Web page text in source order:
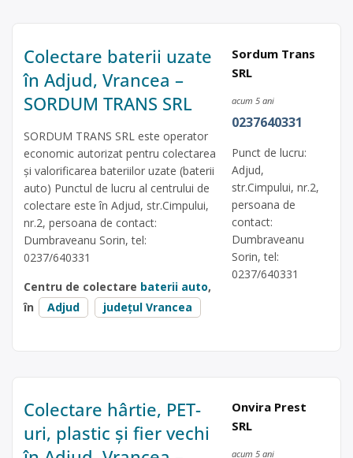
Colectare baterii uzate
în Adjud, Vrancea –
SORDUM TRANS SRL
SORDUM TRANS SRL este operator
economic autorizat pentru colectarea
și valorificarea bateriilor uzate (baterii
auto) Punctul de lucru al centrului de
colectare este în Adjud, str.Cimpului,
nr.2, persoana de contact:
Dumbraveanu Sorin, tel:
0237/640331
Centru de colectare baterii auto,
în
Adjud județul Vrancea
Sordum Trans
SRL
acum 5 ani
0237640331
Punct de lucru:
Adjud,
str.Cimpului, nr.2,
persoana de
contact:
Dumbraveanu
Sorin, tel:
0237/640331
Colectare hârtie, PET-
uri, plastic și fier vechi
Onvira Prest
SRL
acum 5 ani